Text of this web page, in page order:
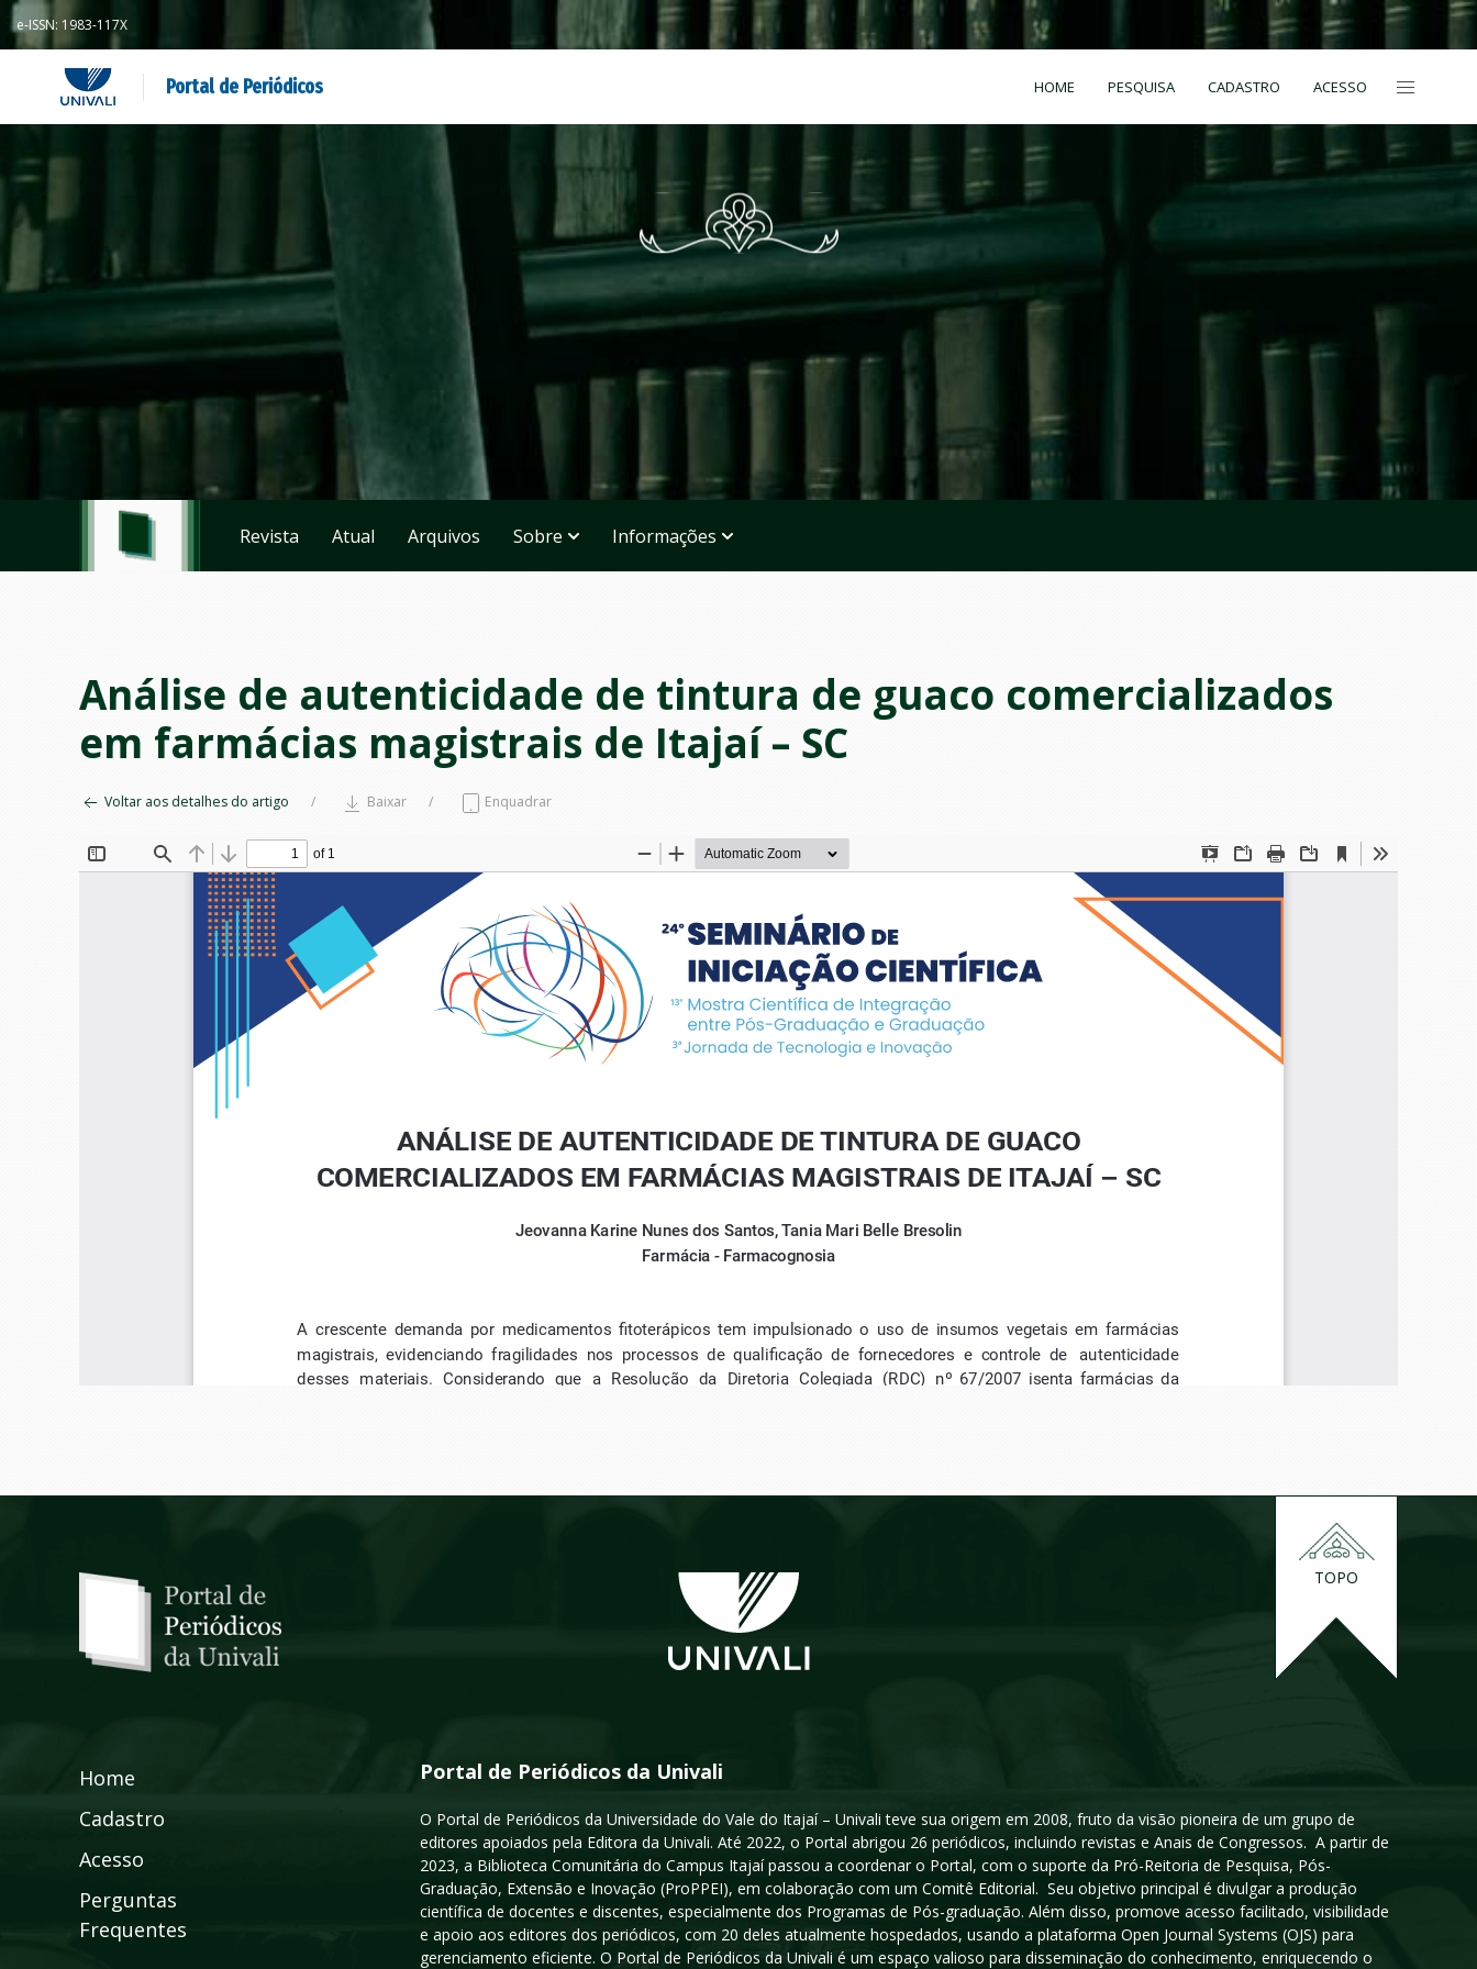
e-ISSN: 1983-117X
Portal de Periódicos HOME PESQUISA CADASTRO ACESSO
Revista Atual Arquivos Sobre Informações
Análise de autenticidade de tintura de guaco comercializados
em farmácias magistrais de Itajaí – SC
Voltar aos detalhes do artigo Baixar Enquadrar
TOPO
Home
Cadastro
Acesso
Perguntas
Frequentes
Portal de Periódicos da Univali
O Portal de Periódicos da Universidade do Vale do Itajaí – Univali teve sua origem em 2008, fruto da visão pioneira de um grupo de
editores apoiados pela Editora da Univali. Até 2022, o Portal abrigou 26 periódicos, incluindo revistas e Anais de Congressos. A partir de
2023, a Biblioteca Comunitária do Campus Itajaí passou a coordenar o Portal, com o suporte da Pró-Reitoria de Pesquisa, Pós-
Graduação, Extensão e Inovação (ProPPEI), em colaboração com um Comitê Editorial. Seu objetivo principal é divulgar a produção
científica de docentes e discentes, especialmente dos Programas de Pós-graduação. Além disso, promove acesso facilitado, visibilidade
e apoio aos editores dos periódicos, com 20 deles atualmente hospedados, usando a plataforma Open Journal Systems (OJS) para
gerenciamento eficiente. O Portal de Periódicos da Univali é um espaço valioso para disseminação do conhecimento, enriquecendo o